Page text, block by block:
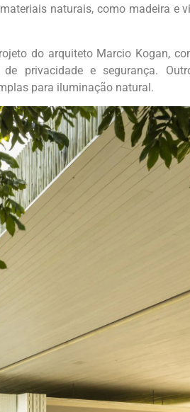
naturais, como madeira e
do arquiteto Marcio Kogan,
privacidade e segurança.
para iluminação natural.